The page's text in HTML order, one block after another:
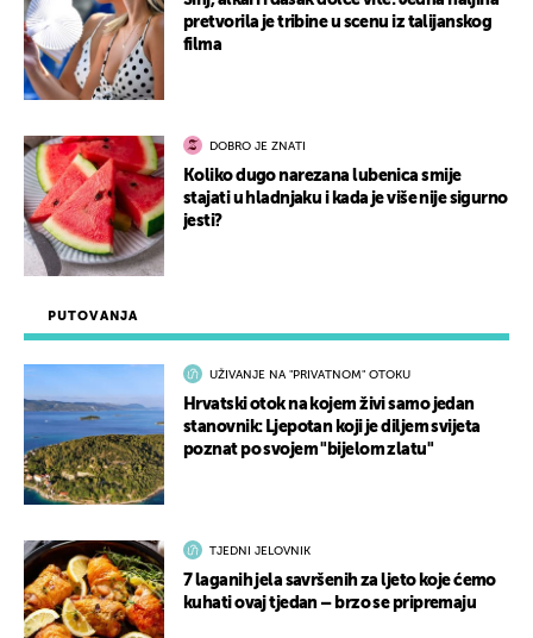
PUTOVANJA
UŽIVANJE NA "PRIVATNOM" OTOKU
Hrvatski otok na kojem živi samo jedan
stanovnik: Ljepotan koji je diljem svijeta
poznat po svojem "bijelom zlatu"
TJEDNI JELOVNIK
7 laganih jela savršenih za ljeto koje ćemo
kuhati ovaj tjedan – brzo se pripremaju
pretvorila je tribine u scenu iz talijanskog
filma
DOBRO JE ZNATI
Koliko dugo narezana lubenica smije
stajati u hladnjaku i kada je više nije sigurno
jesti?